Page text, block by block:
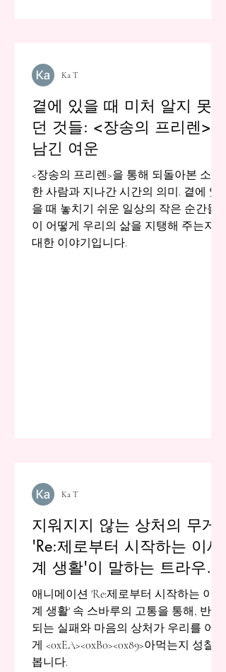
곁에 있을 때 미처 알지 못했
던 것들: <장송의 프리렌>이
남긴 여운
<장송의 프리렌>을 통해 되돌아본 소중
한 사람과 지나간 시간의 의미. 곁에 있
을 때 놓치기 쉬운 일상의 작은 순간들
이 어떻게 우리의 삶을 지탱해 주는지에
대한 이야기입니다.
Ka T
지워지지 않는 상처의 무게:
'Re:제로부터 시작하는 이세
계 생활'이 말하는 트라우마
의 실체
애니메이션 'Re:제로부터 시작하는 이세
계 생활' 속 스바루의 고통을 통해, 반복
되는 실패와 마음의 상처가 우리를 어떻
게 <0xEA><0xB0><0x89>아먹는지 성찰해
봅니다.
Ka T